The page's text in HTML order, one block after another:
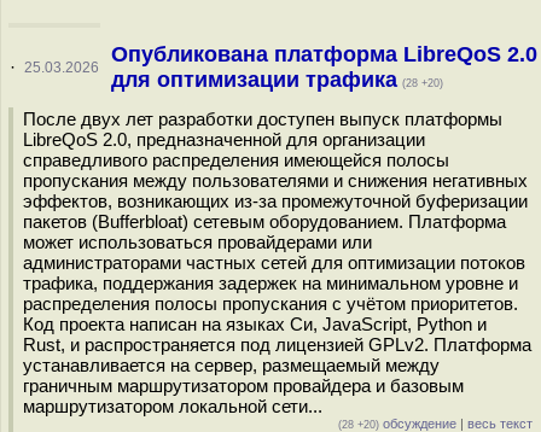
· 25.03.2026
Опубликована платформа LibreQoS 2.0
для оптимизации трафика (28 +20)
После двух лет разработки доступен выпуск платформы
LibreQoS 2.0, предназначенной для организации
справедливого распределения имеющейся полосы
пропускания между пользователями и снижения негативных
эффектов, возникающих из-за промежуточной буферизации
пакетов (Bufferbloat) сетевым оборудованием. Платформа
может использоваться провайдерами или
администраторами частных сетей для оптимизации потоков
трафика, поддержания задержек на минимальном уровне и
распределения полосы пропускания с учётом приоритетов.
Код проекта написан на языках Си, JavaScript, Python и
Rust, и распространяется под лицензией GPLv2. Платформа
устанавливается на сервер, размещаемый между
граничным маршрутизатором провайдера и базовым
маршрутизатором локальной сети...
(28 +20) обсуждение | весь текст